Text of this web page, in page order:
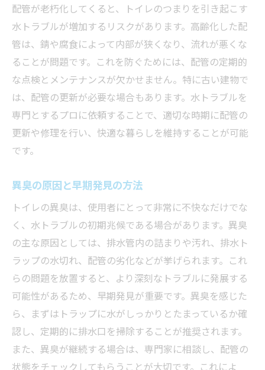
家族全員でのルール作り
水道料金を抑えるための工夫
トイレの使用方法を見直す
暮らしを快適にするためのトイレの水トラブル
予防法
日々の習慣で問題を未然に防ぐ
プロがすすめるトイレ製品の選び方
環境にも優しいエコな対策
日常生活への影響を最小限にする方法
プロフェッショナルが解説するトイレの水トラ
ブル予防策
事前に知っておきたいトイレの基礎知識
トラブルを未然に防ぐための常識
定期的なチェックがもたらす安心感
トイレの設置場所が与える影響
家族で取り組む簡単な予防策
配管が老朽化してくると、トイレのつまりを引き起こす
水トラブルが増加するリスクがあります。高齢化した配
管は、錆や腐食によって内部が狭くなり、流れが悪くな
ることが問題です。これを防ぐためには、配管の定期的
な点検とメンテナンスが欠かせません。特に古い建物で
は、配管の更新が必要な場合もあります。水トラブルを
専門とするプロに依頼することで、適切な時期に配管の
更新や修理を行い、快適な暮らしを維持することが可能
です。
異臭の原因と早期発見の方法
トイレの異臭は、使用者にとって非常に不快なだけでな
く、水トラブルの初期兆候である場合があります。異臭
の主な原因としては、排水管内の詰まりや汚れ、排水ト
ラップの水切れ、配管の劣化などが挙げられます。これ
らの問題を放置すると、より深刻なトラブルに発展する
可能性があるため、早期発見が重要です。異臭を感じた
ら、まずはトラップに水がしっかりとたまっているか確
認し、定期的に排水口を掃除することが推奨されます。
また、異臭が継続する場合は、専門家に相談し、配管の
状態をチェックしてもらうことが大切です。これによ